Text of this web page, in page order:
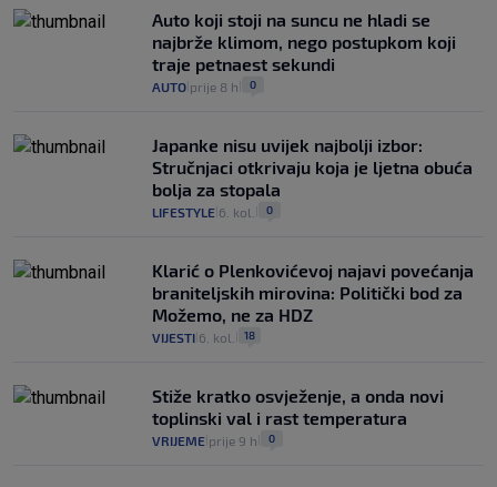
Auto koji stoji na suncu ne hladi se
najbrže klimom, nego postupkom koji
traje petnaest sekundi
AUTO prije 8 h 0
Japanke nisu uvijek najbolji izbor:
Stručnjaci otkrivaju koja je ljetna obuća
bolja za stopala
LIFESTYLE 6. kol. 0
Klarić o Plenkovićevoj najavi povećanja
braniteljskih mirovina: Politički bod za
Možemo, ne za HDZ
VIJESTI 6. kol. 18
Stiže kratko osvježenje, a onda novi
toplinski val i rast temperatura
VRIJEME prije 9 h 0